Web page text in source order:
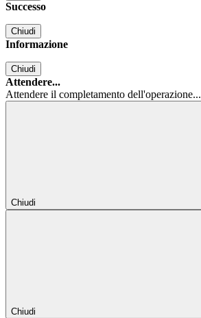
Successo
Chiudi
Informazione
Chiudi
Attendere...
Attendere il completamento dell'operazione...
Chiudi
Chiudi